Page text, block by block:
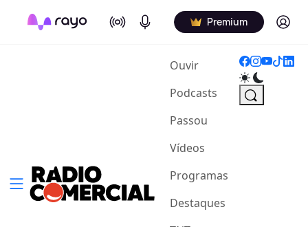
On Air Podcasts Premium Log in
Ouvir(current)
Podcasts
Passou
Vídeos
Programas
Destaques